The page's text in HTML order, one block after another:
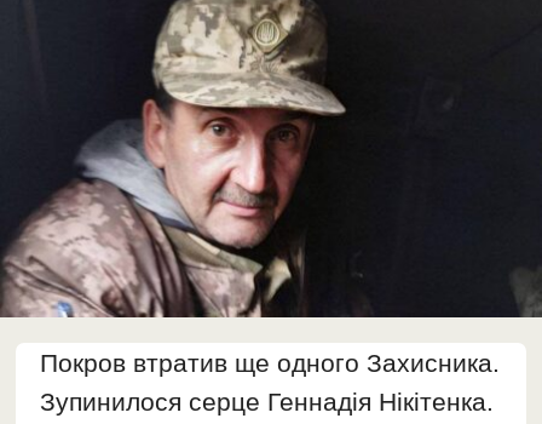
Покров втратив ще одного Захисника.
Зупинилося серце Геннадія Нікітенка.